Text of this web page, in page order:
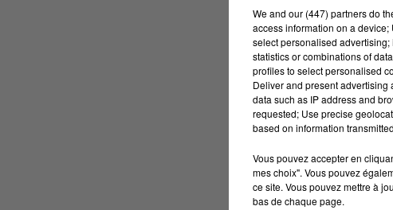
We and our (447) partnersdo
access information on a
select personalised
statistics or combinations of
profiles to select personalised
Deliver and present advertising
data such as IP address and
requested; Use precise
based on information
Vous pouvez accepter en
mes choix". Vous pouvez
ce site. Vous pouvez mettre à
bas de chaque page.